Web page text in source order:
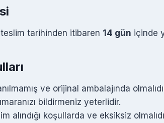
tarihinden itibaren 14 gün içinde
ve orijinal ambalajında
bildirmeniz yeterlidir.
alındığı koşullarda ve eksiksiz